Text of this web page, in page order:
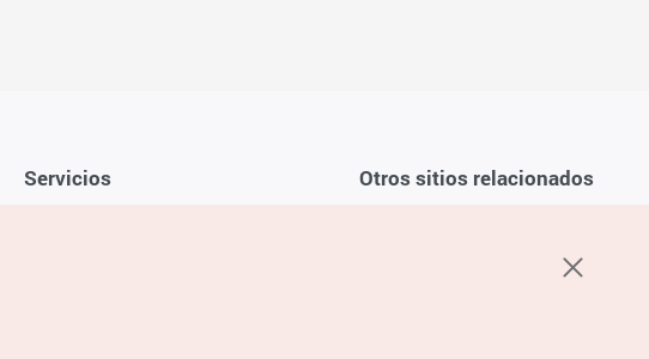
Servicios Otros sitios relacionados